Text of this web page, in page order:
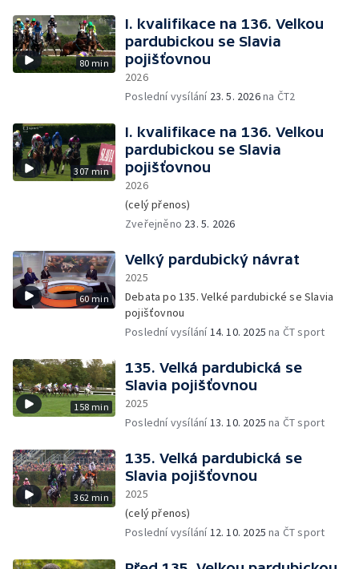
80 min
I. kvalifikace na 136. Velkou
pardubickou se Slavia
pojišťovnou
2026
Poslední vysílání 23. 5. 2026na ČT2
307 min
I. kvalifikace na 136. Velkou
pardubickou se Slavia
pojišťovnou
2026
(celý přenos)
Zveřejněno 23. 5. 2026
60 min
Velký pardubický návrat
2025
Debata po 135. Velké pardubické se Slavia
pojišťovnou
Poslední vysílání14. 10. 2025 na ČT sport
158 min
135. Velká pardubická se
Slavia pojišťovnou
2025
Poslední vysílání13. 10. 2025 na ČT sport
362 min
135. Velká pardubická se
Slavia pojišťovnou
2025
(celý přenos)
Poslední vysílání12. 10. 2025 na ČT sport